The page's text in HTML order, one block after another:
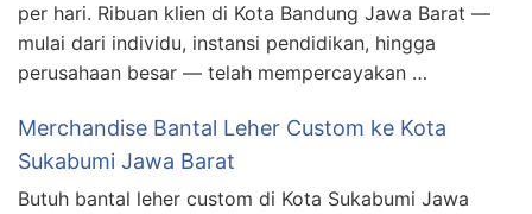
per hari. Ribuan klien di Kota Bandung Jawa Barat —
mulai dari individu, instansi pendidikan, hingga
perusahaan besar — telah mempercayakan …
Merchandise Bantal Leher Custom ke Kota
Sukabumi Jawa Barat
Butuh bantal leher custom di Kota Sukabumi Jawa